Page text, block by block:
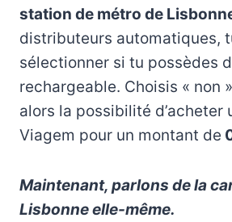
station de métro de
distributeurs automatiques,
sélectionner si tu possèdes
rechargeable. Choisis « non
alors la possibilité d’acheter
Viagem pour un montant de
Maintenant, parlons de la
Lisbonne elle-même.